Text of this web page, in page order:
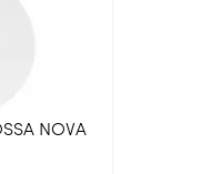
NOVA